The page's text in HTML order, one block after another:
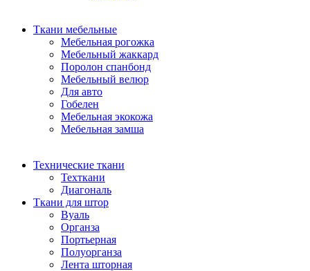
Ткани мебельные
Мебельная рогожка
Мебельный жаккард
Поролон спанбонд
Мебельный велюр
Для авто
Гобелен
Мебельная экокожа
Мебельная замша
Технические ткани
Техткани
Диагональ
Ткани для штор
Вуаль
Органза
Портьерная
Полуорганза
Лента шторная